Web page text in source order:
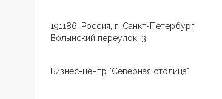
191186, Россия, г. Санкт-Петербург
Волынский переулок, 3
Бизнес-центр "Северная столица"